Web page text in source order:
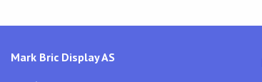
Mark Bric Display AS